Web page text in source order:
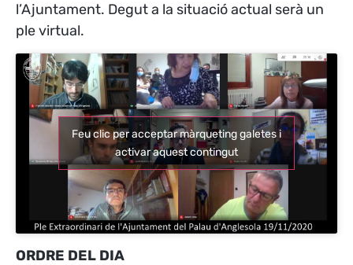
l’Ajuntament. Degut a la situació actual serà un
ple virtual.
Feu clic per acceptar màrqueting galetes i
activar aquest contingut
ORDRE DEL DIA